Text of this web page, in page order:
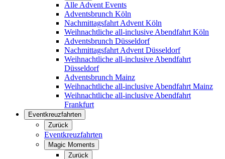
Alle Advent Events
Adventsbrunch Köln
Nachmittagsfahrt Advent Köln
Weihnachtliche all-inclusive Abendfahrt Köln
Adventsbrunch Düsseldorf
Nachmittagsfahrt Advent Düsseldorf
Weihnachtliche all-inclusive Abendfahrt
Düsseldorf
Adventsbrunch Mainz
Weihnachtliche all-inclusive Abendfahrt Mainz
Weihnachtliche all-inclusive Abendfahrt
Frankfurt
Eventkreuzfahrten
Zurück
Eventkreuzfahrten
Magic Moments
Zurück